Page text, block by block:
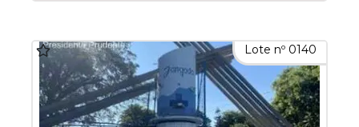
Lote nº 0140